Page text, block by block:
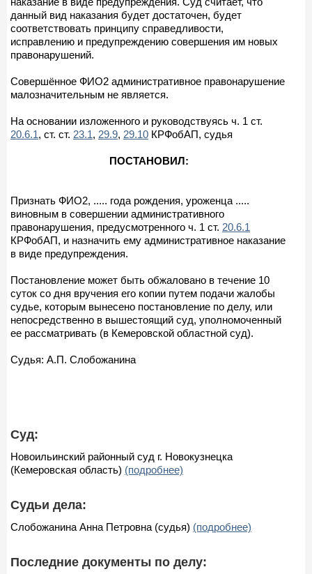
данный вид наказания будет достаточен, будет
соответствовать принципу справедливости,
исправлению и предупреждению совершения им новых
правонарушений.
Совершённое ФИО2 административное правонарушение
малозначительным не является.
На основании изложенного и руководствуясь ч. 1 ст.
20.6.1, ст. ст. 23.1, 29.9, 29.10 КРФобАП, судья
ПОСТАНОВИЛ:
Признать ФИО2, ..... года рождения, уроженца .....
виновным в совершении административного
правонарушения, предусмотренного ч. 1 ст. 20.6.1
КРФобАП, и назначить ему административное наказание
в виде предупреждения.
Постановление может быть обжаловано в течение 10
суток со дня вручения его копии путем подачи жалобы
судье, которым вынесено постановление по делу, или
непосредственно в вышестоящий суд, уполномоченный
ее рассматривать (в Кемеровской областной суд).
Судья: А.П. Слобожанина
Суд:
Новоильинский районный суд г. Новокузнецка
(Кемеровская область) (подробнее)
Судьи дела:
Слобожанина Анна Петровна (судья) (подробнее)
Последние документы по делу: